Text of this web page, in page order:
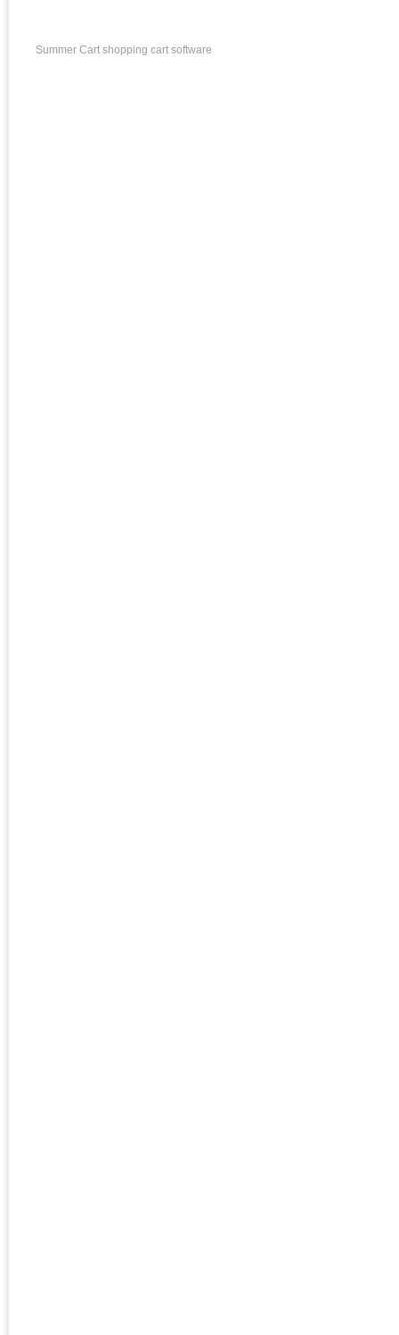
Summer Cart shopping cart software